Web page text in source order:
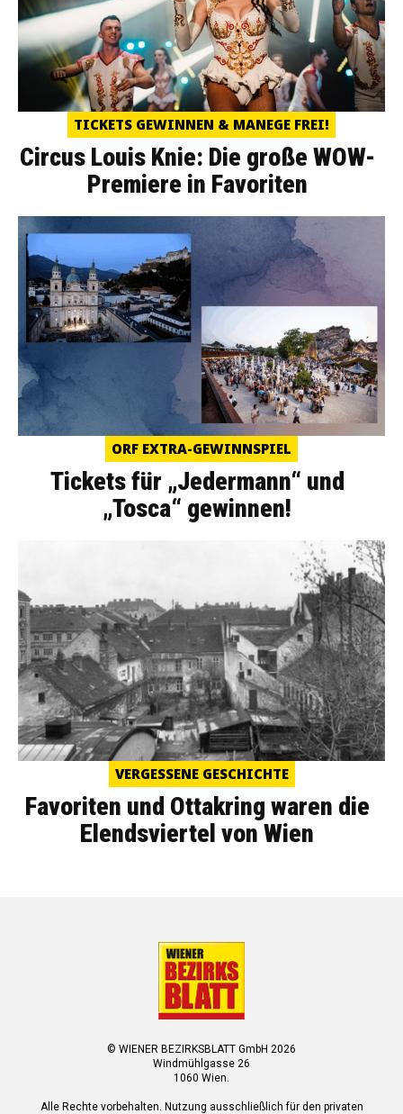
TICKETS GEWINNEN & MANEGE FREI!
Circus Louis Knie: Die große WOW-
Premiere in Favoriten
ORF EXTRA-GEWINNSPIEL
Tickets für „Jedermann“ und
„Tosca“ gewinnen!
VERGESSENE GESCHICHTE
Favoriten und Ottakring waren die
Elendsviertel von Wien
© WIENER BEZIRKSBLATT GmbH 2026
Windmühlgasse 26
1060 Wien.
Alle Rechte vorbehalten. Nutzung ausschließlich für den privaten